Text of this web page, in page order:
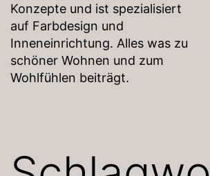
Konzepte und ist spezialisiert
auf Farbdesign und
Inneneinrichtung. Alles was zu
schöner Wohnen und zum
Wohlfühlen beiträgt.